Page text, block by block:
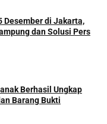
Desember di Jakarta,
dan Solusi Pers
Berhasil Ungkap
Barang Bukti